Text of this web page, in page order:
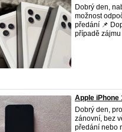
Dobrý den,
možnost
předání 📌
případě zájmu
Apple iPhone
Dobrý den,
zánovní, bez
předání nebo